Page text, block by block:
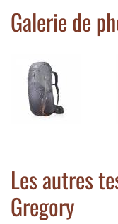
Galerie de
Les autres
Gregory